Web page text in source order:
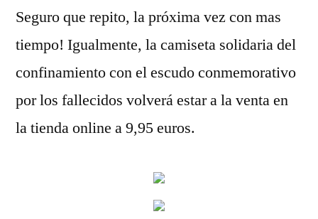
Seguro que repito, la próxima vez con mas
tiempo! Igualmente, la camiseta solidaria del
confinamiento con el escudo conmemorativo
por los fallecidos volverá estar a la venta en
la tienda online a 9,95 euros.